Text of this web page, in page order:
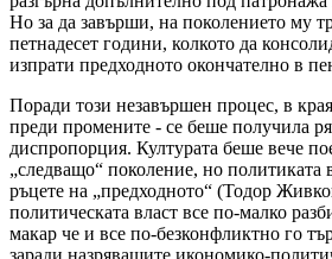
Но за да завърши, на поколението му
петнадесет години, колкото да
изпрати предходното окончателно в
Поради този незавършен процес, в
преди промените - се беше получила
диспропорция. Културата беше вече
„следващо“ поколение, но политиката
ръцете на „предходното“ (Тодор
политическата власт все по-малко
макар че и все по-безконфликтно го